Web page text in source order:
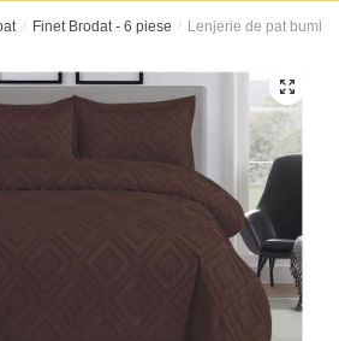
/ Finet Brodat - 6 piese / Lenjerie de pat